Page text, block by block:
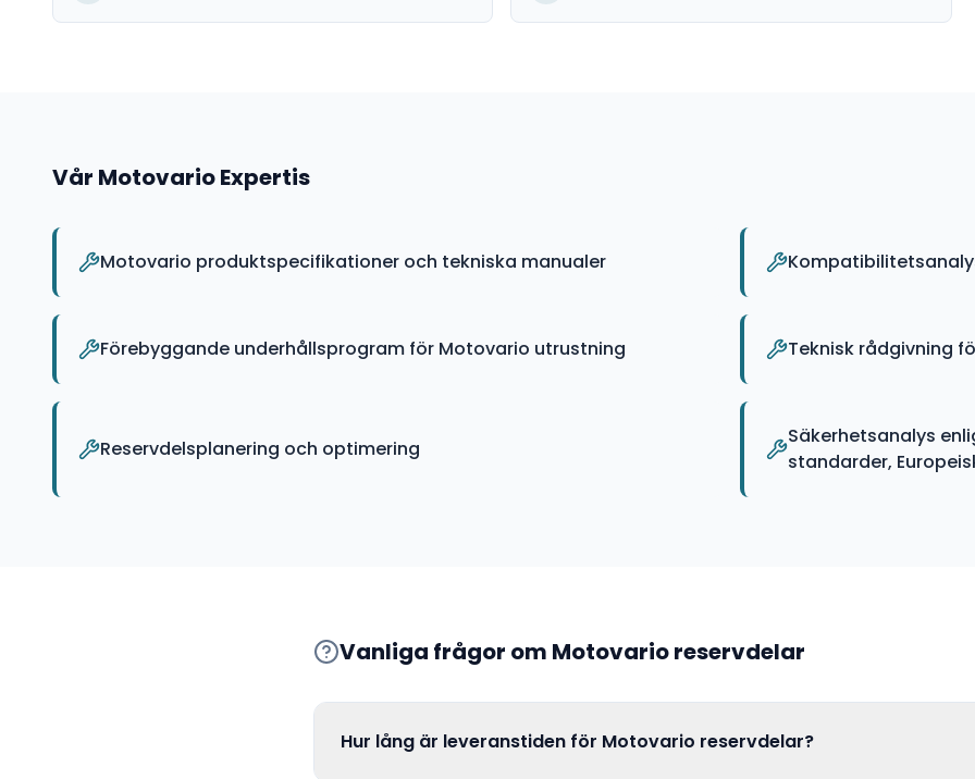
Vår MotovarioExpertis
Motovario produktspecifikationer och tekniska manualer
Förebyggande underhållsprogram för Motovario utrustning Teknisk rådgivning
Reservdelsplanering och optimering
Säkerhetsanalys
standarder,
Vanliga frågor om Motovarioreservdelar
Hur lång är leveranstiden för Motovario reservdelar?